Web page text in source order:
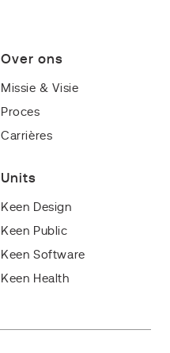
Over ons
Missie & Visie
Proces
Carrières
Units
Keen Design
Keen Public
Keen Software
Keen Health